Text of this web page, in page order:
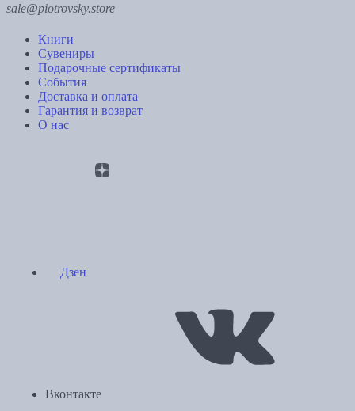
sale@piotrovsky.store
Книги
Сувениры
Подарочные сертификаты
События
Доставка и оплата
Гарантия и возврат
О нас
Дзен
Вконтакте